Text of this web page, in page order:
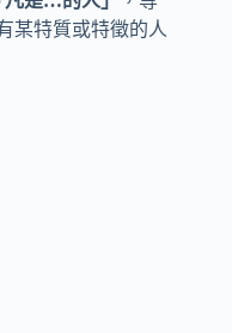
某特質或特徵的人